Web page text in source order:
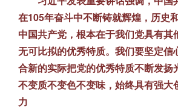
在105年奋斗中不断铸就辉煌，历史
中国共产党，根本在于我们党具有其
无可比拟的优秀特质。我们要坚定信
合新的实际把党的优秀特质不断发扬
不变质不变色不变味，始终具有强大
力